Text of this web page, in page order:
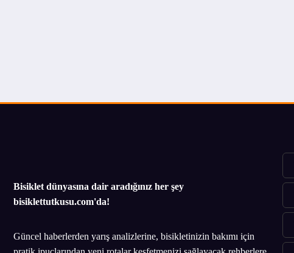
Bisiklet dünyasına dair aradığınız her şey
bisiklettutkusu.com'da!
Güncel haberlerden yarış analizlerine, bisikletinizin bakımı için